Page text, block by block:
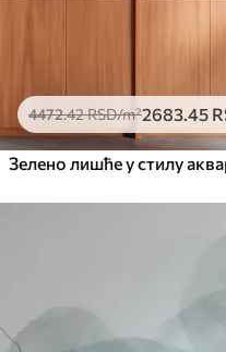
4472.42RSD/m²2683 .45
Зелено лишће у стилу